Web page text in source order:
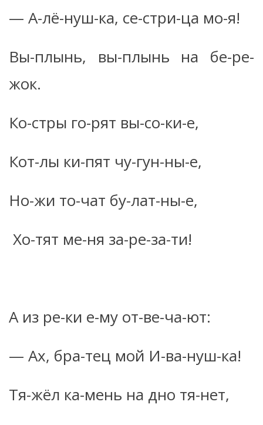
— А-лё-нуш-ка, се-стри-ца мо-я!
Вы-плынь, вы-плынь на бе-ре-
жок.
Ко-стры го-рят вы-со-ки-е,
Кот-лы ки-пят чу-гун-ны-е,
Но-жи то-чат бу-лат-ны-е,
Хо-тят ме-ня за-ре-за-ти!
А из ре-ки е-му от-ве-ча-ют:
— Ах, бра-тец мой И-ва-нуш-ка!
Тя-жёл ка-мень на дно тя-нет,